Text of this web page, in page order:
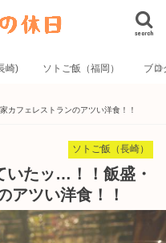
search
崎) ソトご飯（福岡） ブロ
カフェレストランのアツい洋食！！
ソトご飯（長崎）
いたッ…！！飯盛・
アツい洋食！！